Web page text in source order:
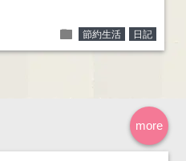
folder 節約生活 日記
more